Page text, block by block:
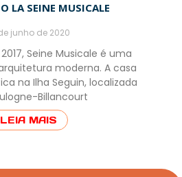
LA SEINE MUSICALE
junho de 2020
Seine Musicale é uma
moderna. A casa
na Ilha Seguin, localizada
Billancourt
LEIA MAIS